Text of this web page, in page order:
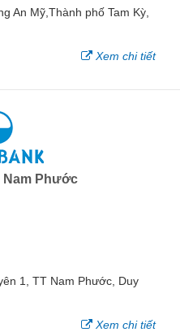
An Mỹ,Thành phố Tam Kỳ,
Xem chi tiết
Nam Phước
1, TT Nam Phước, Duy
Xem chi tiết